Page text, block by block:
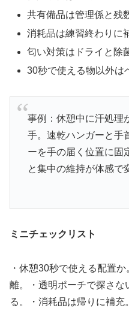
共有備品は管理係と残
消耗品は練習終わりに
匂い対策はドライと除
30秒で使える物以外は
事例：休憩中に汗処理
手。速乾ハンガーと手
ーを手の届く位置に固
と集中の維持が体感で
ミニチェックリスト
・休憩30秒で使える配置
離。・透明ポーチで探さな
る。・消耗品は帰りに補充。